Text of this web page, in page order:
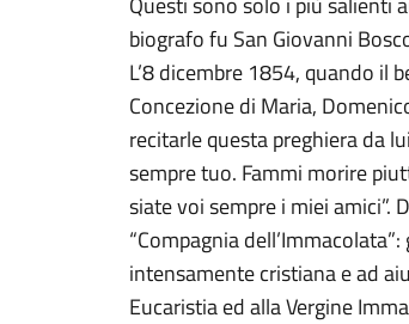
biografo fu San Giovanni
L’8 dicembre 1854, quando il
Concezione di Maria,
recitarle questa preghiera da
sempre tuo. Fammi morire
siate voi sempre i miei
“Compagnia
intensamente cristiana e ad
Eucaristia ed alla Vergine